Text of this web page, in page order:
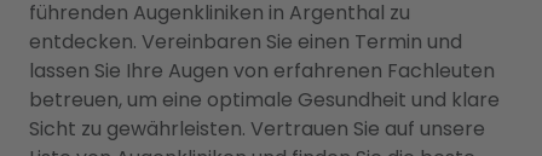
führenden Augenkliniken in Argenthal zu
entdecken. Vereinbaren Sie einen Termin und
lassen Sie Ihre Augen von erfahrenen Fachleuten
betreuen, um eine optimale Gesundheit und klare
Sicht zu gewährleisten. Vertrauen Sie auf unsere